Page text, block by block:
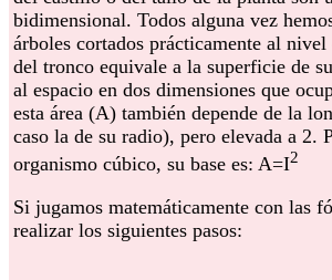
bidimensional. Todos alguna vez
árboles cortados prácticamente al
del tronco equivale a la superficie de
al espacio en dos dimensiones que
esta área (A) también depende de la
caso la de su radio), pero elevada a 2.
organismo cúbico, su base es: A=I2
Si jugamos matemáticamente con las
realizar los siguientes pasos: